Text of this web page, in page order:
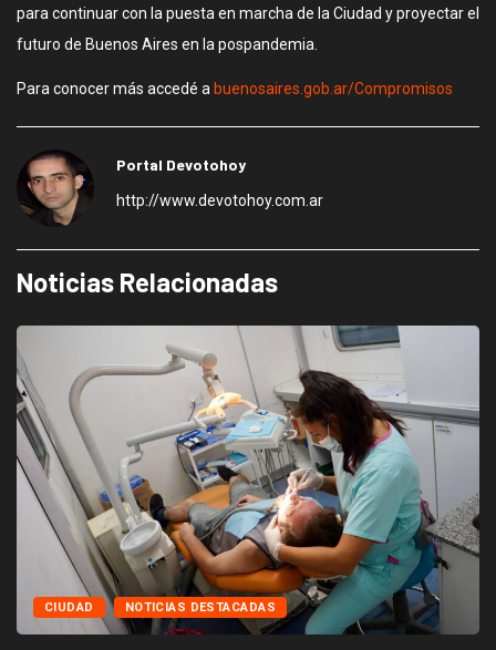
para continuar con la puesta en marcha de la Ciudad y proyectar el
futuro de Buenos Aires en la pospandemia.
Para conocer más accedé a buenosaires.gob.ar/Compromisos
Portal Devotohoy
http://www.devotohoy.com.ar
Noticias Relacionadas
CIUDAD NOTICIAS DESTACADAS